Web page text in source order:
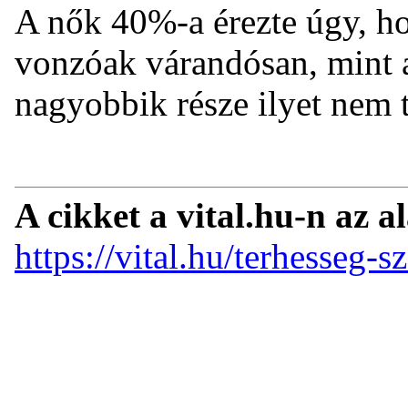
A nők 40%-a érezte úgy,
vonzóak várandósan, mint
nagyobbik része ilyet nem
A cikket a vital.hu-n az
https://vital.hu/terhesseg-